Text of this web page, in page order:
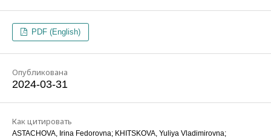
PDF (English)
Опубликована
2024-03-31
Как цитировать
ASTACHOVA, Irina Fedorovna; KHITSKOVA, Yuliya Vladimirovna;